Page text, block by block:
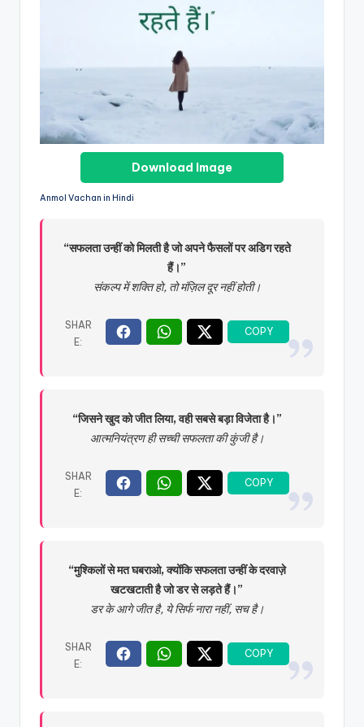
Download Image
Anmol Vachan in Hindi
“सफलता उन्हीं को मिलती है जो अपने फैसलों पर अडिग रहते
हैं।”
संकल्प में शक्ति हो, तो मंज़िल दूर नहीं होती।
“जिसने खुद को जीत लिया, वही सबसे बड़ा विजेता है।”
आत्मनियंत्रण ही सच्ची सफलता की कुंजी है।
“मुश्किलों से मत घबराओ, क्योंकि सफलता उन्हीं के दरवाज़े
खटखटाती है जो डर से लड़ते हैं।”
डर के आगे जीत है, ये सिर्फ नारा नहीं, सच है।